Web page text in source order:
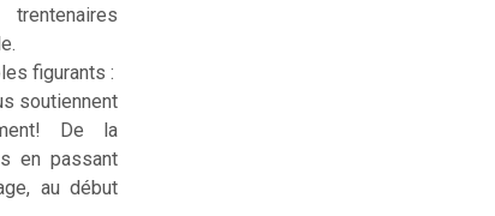
figurants :
soutiennent
De la
en passant
au début